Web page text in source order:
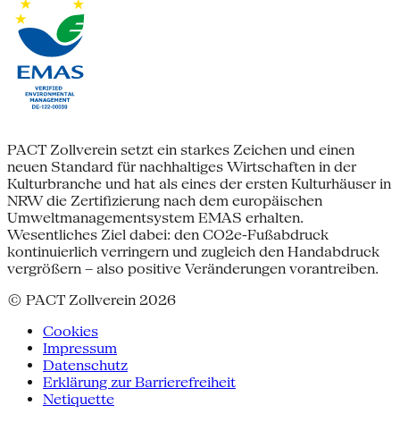
PACT Zollverein setzt ein starkes Zeichen und einen
neuen Standard für nachhaltiges Wirtschaften in der
Kulturbranche und hat als eines der ersten Kulturhäuser in
NRW die Zertifizierung nach dem europäischen
Umweltmanagementsystem EMAS erhalten.
Wesentliches Ziel dabei: den CO2e-Fußabdruck
kontinuierlich verringern und zugleich den Handabdruck
vergrößern – also positive Veränderungen vorantreiben.
© PACT Zollverein 2026
Cookies
Impressum
Datenschutz
Erklärung zur Barrierefreiheit
Netiquette